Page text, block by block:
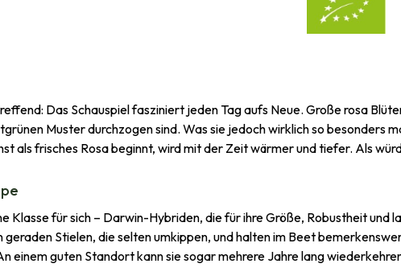
Das Schauspiel fasziniert jeden Tag aufs Neue. Große rosa
Muster durchzogen sind. Was sie jedoch wirklich so besonders
als frisches Rosa beginnt, wird mit der Zeit wärmer und tiefer. Als
Klasse für sich – Darwin-Hybriden, die für ihre Größe, Robustheit und
geraden Stielen, die selten umkippen, und halten im Beet
einem guten Standort kann sie sogar mehrere Jahre lang